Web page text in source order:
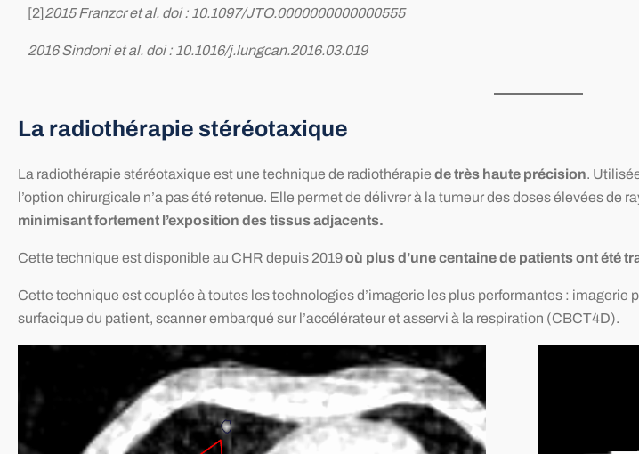
[2]2015 Franzcr et al. doi : 10.1097/JTO.0000000000000555
2016 Sindoni et al. doi : 10.1016/j.lungcan.2016.03.019
La radiothérapie stéréotaxique
La radiothérapie stéréotaxique est une technique de radiothérapie de très haute précision.
l’option chirurgicale n’a pas été retenue. Elle permet de délivrer à la tumeur des doses élevées de
minimisant fortement l’exposition des tissus adjacents.
Cette technique est disponible au CHR depuis 2019où plus d’une centaine de patients ont été
Cette technique est couplée à toutes les technologies d’imagerie les plus performantes :
surfacique du patient, scanner embarqué sur l’accélérateur et asservi à la respiration (CBCT4D).